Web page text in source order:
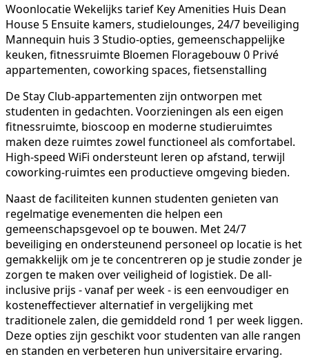
Woonlocatie Wekelijks tarief Key Amenities Huis Dean
House 5 Ensuite kamers, studielounges, 24/7 beveiliging
Mannequin huis 3 Studio-opties, gemeenschappelijke
keuken, fitnessruimte Bloemen Floragebouw 0 Privé
appartementen, coworking spaces, fietsenstalling
De Stay Club-appartementen zijn ontworpen met
studenten in gedachten. Voorzieningen als een eigen
fitnessruimte, bioscoop en moderne studieruimtes
maken deze ruimtes zowel functioneel als comfortabel.
High-speed WiFi ondersteunt leren op afstand, terwijl
coworking-ruimtes een productieve omgeving bieden.
Naast de faciliteiten kunnen studenten genieten van
regelmatige evenementen die helpen een
gemeenschapsgevoel op te bouwen. Met 24/7
beveiliging en ondersteunend personeel op locatie is het
gemakkelijk om je te concentreren op je studie zonder je
zorgen te maken over veiligheid of logistiek. De all-
inclusive prijs - vanaf per week - is een eenvoudiger en
kosteneffectiever alternatief in vergelijking met
traditionele zalen, die gemiddeld rond 1 per week liggen.
Deze opties zijn geschikt voor studenten van alle rangen
en standen en verbeteren hun universitaire ervaring.